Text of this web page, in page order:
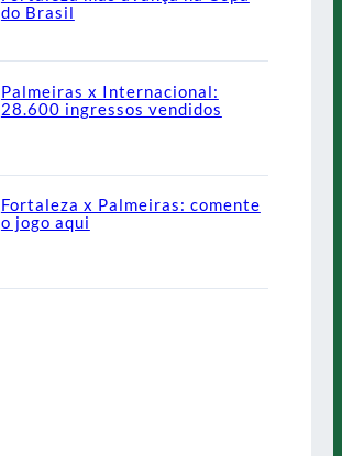
do Brasil
Palmeiras x Internacional:
28.600 ingressos vendidos
Fortaleza x Palmeiras: comente
o jogo aqui